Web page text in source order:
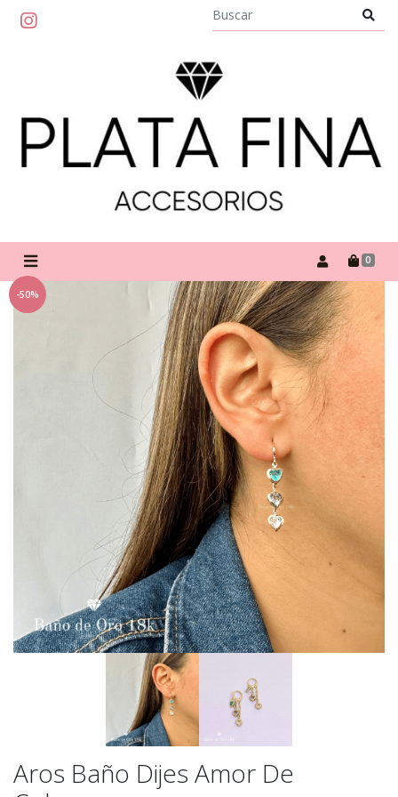
0
-50%
Aros Baño Dijes Amor De